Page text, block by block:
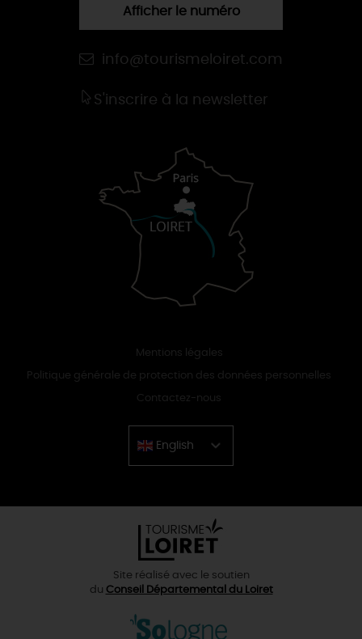
Afficher le numéro
info@tourismeloiret.com
S'inscrire à la newsletter
Mentions légales
Politique générale de protection des données personnelles
Contactez-nous
English
Chinese
Site réalisé avec le soutien
du Conseil Départemental du Loiret